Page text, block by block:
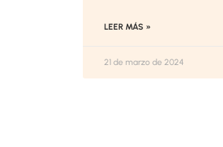
LEER MÁS »
21 de marzo de 2024